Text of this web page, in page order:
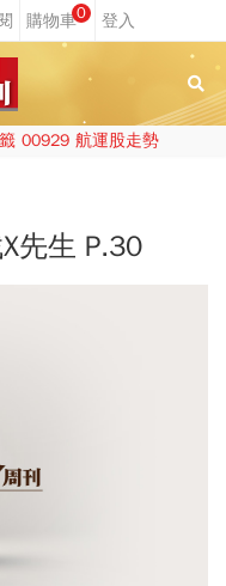
0
00929 航運股走勢
先生 P.30